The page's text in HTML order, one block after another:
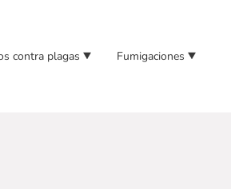
contra plagas Fumigaciones